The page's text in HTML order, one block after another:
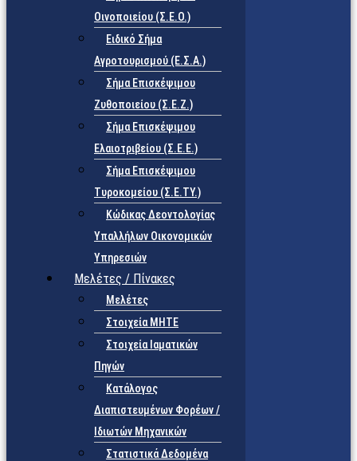
Οινοποιείου (Σ.Ε.Ο.)
Ειδικό Σήμα
Αγροτουρισμού (Ε.Σ.Α.)
Σήμα Επισκέψιμου
Ζυθοποιείου (Σ.Ε.Ζ.)
Σήμα Επισκέψιμου
Ελαιοτριβείου (Σ.Ε.Ε.)
Σήμα Επισκέψιμου
Τυροκομείου (Σ.Ε.TY.)
Κώδικας Δεοντολογίας
Υπαλλήλων Οικονομικών
Υπηρεσιών
Μελέτες / Πίνακες
Μελέτες
Στοιχεία ΜΗΤΕ
Στοιχεία Ιαματικών
Πηγών
Κατάλογος
Διαπιστευμένων Φορέων /
Ιδιωτών Μηχανικών
Στατιστικά Δεδομένα